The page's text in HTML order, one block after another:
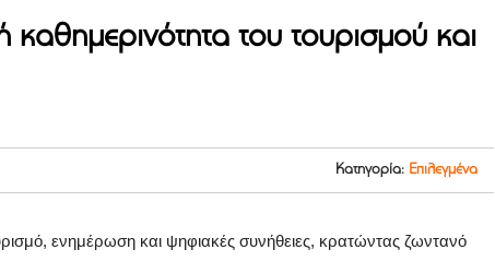
καθημερινότητα του τουρισμού και
Κατηγορία: Επιλεγμένα
ενημέρωση και ψηφιακές συνήθειες, κρατώντας ζωντανό